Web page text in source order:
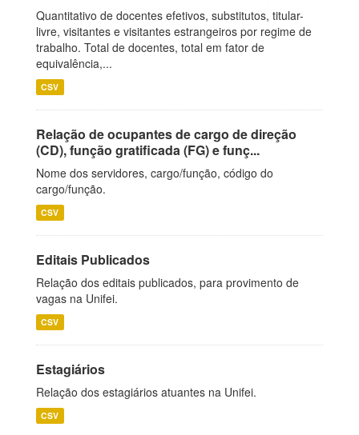
Quantitativo de docentes efetivos, substitutos, titular-
livre, visitantes e visitantes estrangeiros por regime de
trabalho. Total de docentes, total em fator de
equivalência,...
CSV
Relação de ocupantes de cargo de direção
(CD), função gratificada (FG) e funç...
Nome dos servidores, cargo/função, código do
cargo/função.
CSV
Editais Publicados
Relação dos editais publicados, para provimento de
vagas na Unifei.
CSV
Estagiários
Relação dos estagiários atuantes na Unifei.
CSV